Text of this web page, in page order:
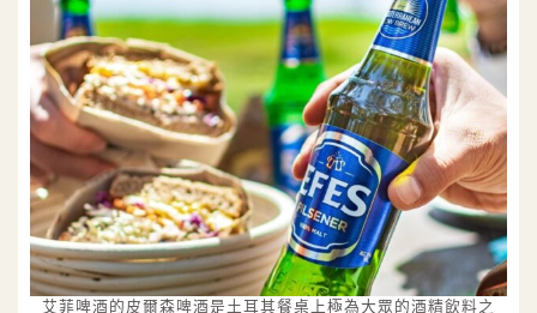
艾菲啤酒的皮爾森啤酒是土耳其餐桌上極為大眾的酒精飲料之